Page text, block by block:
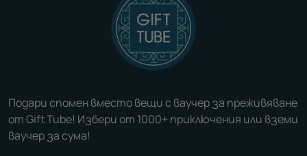
Подари спомен вместо вещи с ваучер за преживяване
от Gift Tube! Избери от 1000+ приключения или вземи
ваучер за сума!